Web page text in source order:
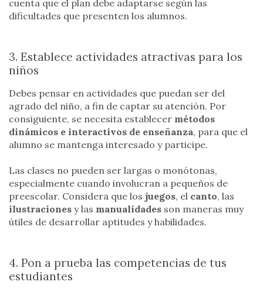
cuenta que el plan debe adaptarse según las
dificultades que presenten los alumnos.
3. Establece actividades atractivas para los
niños
Debes pensar en actividades que puedan ser del
agrado del niño, a fin de captar su atención. Por
consiguiente, se necesita establecer métodos
dinámicos e interactivos de enseñanza, para que el
alumno se mantenga interesado y participe.
Las clases no pueden ser largas o monótonas,
especialmente cuando involucran a pequeños de
preescolar. Considera que los juegos, el canto, las
ilustraciones y las manualidades son maneras muy
útiles de desarrollar aptitudes y habilidades.
4. Pon a prueba las competencias de tus
estudiantes